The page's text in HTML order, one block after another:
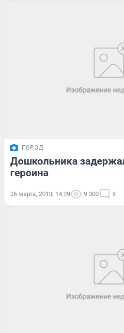
ГОРОД
Дошкольника
героина
26 марта, 2013, 14:39 9 300 8